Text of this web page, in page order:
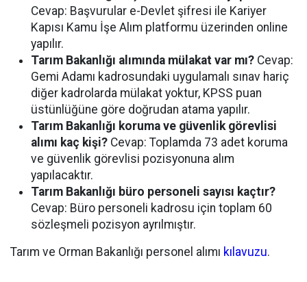
Cevap: Başvurular e-Devlet şifresi ile Kariyer
Kapısı Kamu İşe Alım platformu üzerinden online
yapılır.
Tarım Bakanlığı alımında mülakat var mı? Cevap:
Gemi Adamı kadrosundaki uygulamalı sınav hariç
diğer kadrolarda mülakat yoktur, KPSS puan
üstünlüğüne göre doğrudan atama yapılır.
Tarım Bakanlığı koruma ve güvenlik görevlisi
alımı kaç kişi? Cevap: Toplamda 73 adet koruma
ve güvenlik görevlisi pozisyonuna alım
yapılacaktır.
Tarım Bakanlığı büro personeli sayısı kaçtır?
Cevap: Büro personeli kadrosu için toplam 60
sözleşmeli pozisyon ayrılmıştır.
Tarım ve Orman Bakanlığı personel alımı kılavuzu.